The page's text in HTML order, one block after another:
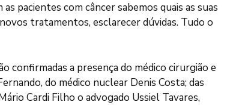
pacientes com câncer sabemos quais as suas
tratamentos, esclarecer dúvidas. Tudo o
confirmadas a presença do médico cirurgião e
do médico nuclear Denis Costa; das
Cardi Filho o advogado Ussiel Tavares,